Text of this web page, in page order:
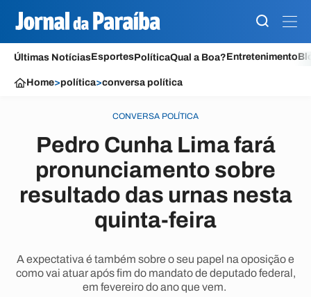
Últimas NotíciasEsportesPolíticaQual a Boa?Entretenimento
Home>política>conversa política
CONVERSA POLÍTICA
Pedro Cunha Lima fará
pronunciamento sobre
resultado das urnas nesta
quinta-feira
A expectativa é também sobre o seu papel na oposição e
como vai atuar após fim do mandato de deputado federal,
em fevereiro do ano que vem.